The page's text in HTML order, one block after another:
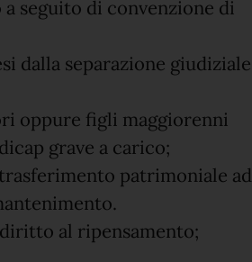
seguito di convenzione di
dalla separazione giudiziale
oppure figli maggiorenni
grave a carico;
patrimoniale ad
al ripensamento;